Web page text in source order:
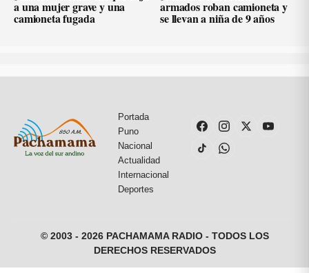
a una mujer grave y una
camioneta fugada
armados roban camioneta y
se llevan a niña de 9 años
Portada
Puno
Nacional
Actualidad
Internacional
Deportes
© 2003 - 2026 PACHAMAMA RADIO - TODOS LOS
DERECHOS RESERVADOS